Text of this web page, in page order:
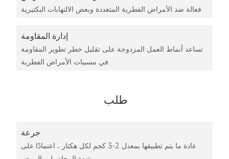
فعالة ضد الأمراض الفطرية المتعددة وبعض الالتهابات البكتيرية.
إدارة المقاومة
تساعد أنماط العمل المزدوجة على تقليل خطر تطوير المقاومة
في مسببات الأمراض الفطرية.
طلب
جرعة
عادة ما يتم تطبيقها بمعدل 2-3 كجم لكل هكتار ، اعتمادًا على